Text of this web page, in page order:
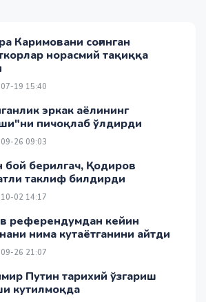
Каримовани соғинган
норасмий тақиққа
19 15:40
эркак аёлининг
пичоқлаб ўлдирди
26 09:03
бой берилгач, Қодиров
таклиф билдирди
02 14:17
референдумдан кейин
нима кутаётганини айтди
26 21:07
Путин тарихий ўзгариш
кутилмоқда